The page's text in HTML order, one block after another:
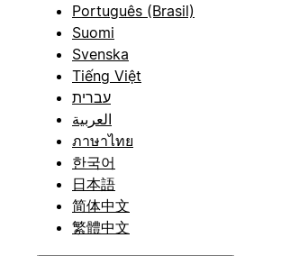
Português (Brasil)
Suomi
Svenska
Tiếng Việt
עברית
العربية
ภาษาไทย
한국어
日本語
简体中文
繁體中文